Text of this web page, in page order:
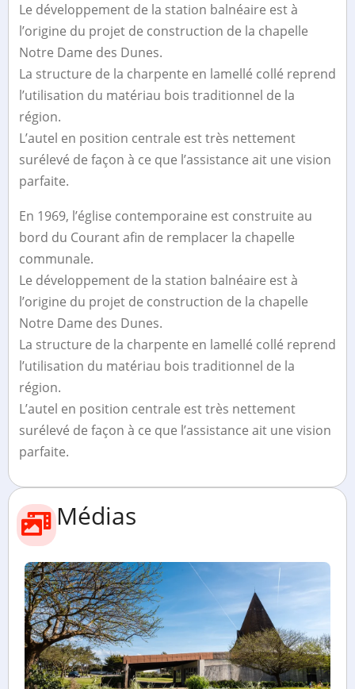
Le développement de la station balnéaire est à
l’origine du projet de construction de la chapelle
Notre Dame des Dunes.
La structure de la charpente en lamellé collé reprend
l’utilisation du matériau bois traditionnel de la
région.
L’autel en position centrale est très nettement
surélevé de façon à ce que l’assistance ait une vision
parfaite.
En 1969, l’église contemporaine est construite au
bord du Courant afin de remplacer la chapelle
communale.
Le développement de la station balnéaire est à
l’origine du projet de construction de la chapelle
Notre Dame des Dunes.
La structure de la charpente en lamellé collé reprend
l’utilisation du matériau bois traditionnel de la
région.
L’autel en position centrale est très nettement
surélevé de façon à ce que l’assistance ait une vision
parfaite.
Médias